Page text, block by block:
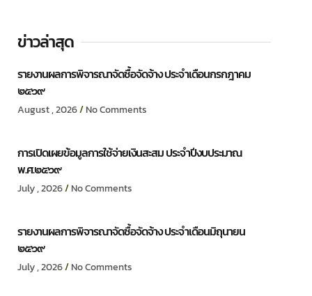
ข่าวล่าสุด
รายงานผลการพิจารณาจัดซื้อจัดจ้าง ประจำเดือนกรกฎาคม
๒๕๖๙
August , 2026 No Comments
การเปิดเผยข้อมูลการใช้จ่ายเงินสะสม ประจำปีงบประมาณ
พ.ศ.๒๕๖๙
July , 2026 No Comments
รายงานผลการพิจารณาจัดซื้อจัดจ้าง ประจำเดือนมิถุนายน
๒๕๖๙
July , 2026 No Comments